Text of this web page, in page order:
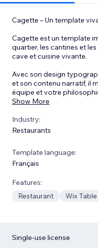
Cagette – Un template
Cagette est un template
quartier, les cantines et
cave et cuisine vivante.
Avec son design
et son contenu narratif, il
équipe et votre
Show More
Industry:
Restaurants
Template language:
Français
Features:
Restaurant
Wix
Single-use license